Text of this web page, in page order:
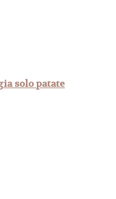
solo patate